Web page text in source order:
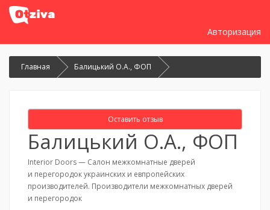
Авторизация
Главная Балицький О.А., ФОП
Оставить отзыв
Балицький О.А., ФОП
Interior Doors — Салон межкомнатные дверей
и перегородок украинских и евпропейских
производителей. Производители межкомнатных дверей
и перегородок